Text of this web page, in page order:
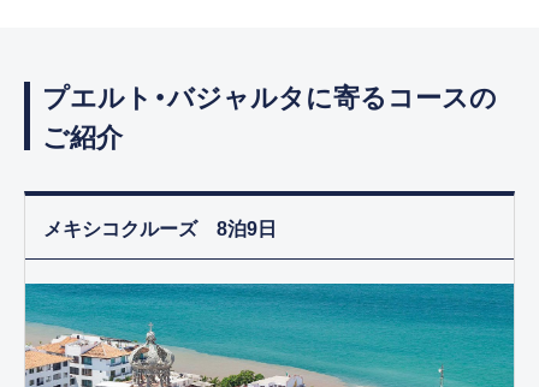
プエルト・バジャルタに寄るコースの
ご紹介
メキシコクルーズ 8泊9日